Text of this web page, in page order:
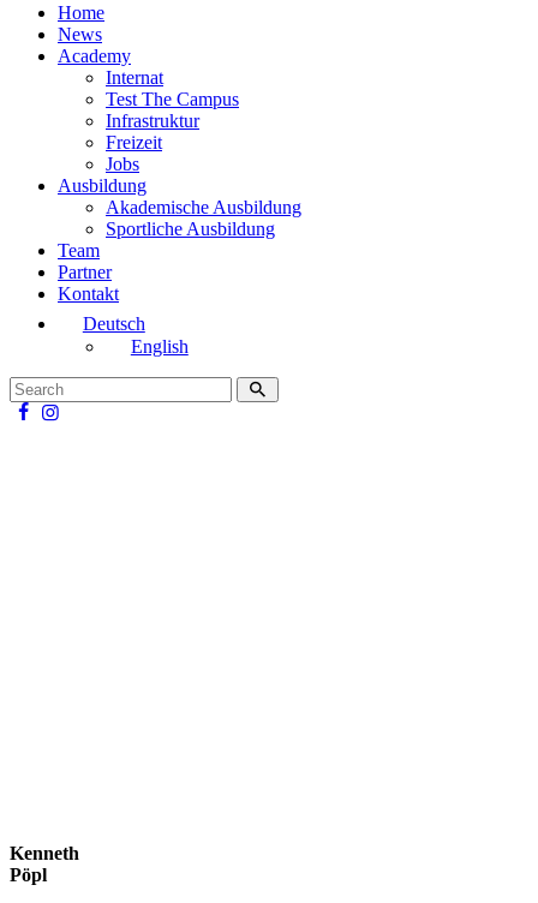
Home
News
Academy
Internat
Test The Campus
Infrastruktur
Freizeit
Jobs
Ausbildung
Akademische Ausbildung
Sportliche Ausbildung
Team
Partner
Kontakt
Deutsch
English
Kenneth
Pöpl